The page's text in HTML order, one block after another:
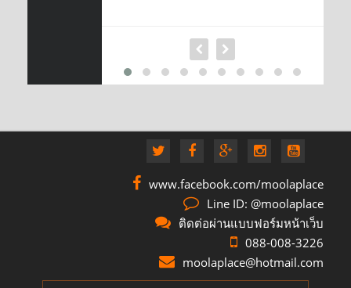
www.facebook.com/moolaplace
Line ID: @moolaplace
ติดต่อผ่านแบบฟอร์มหน้าเว็บ
088-008-3226
moolaplace@hotmail.com